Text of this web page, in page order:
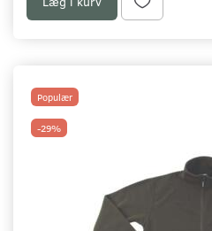
Populær
-29%